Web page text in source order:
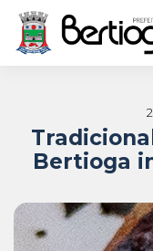
Bertioga